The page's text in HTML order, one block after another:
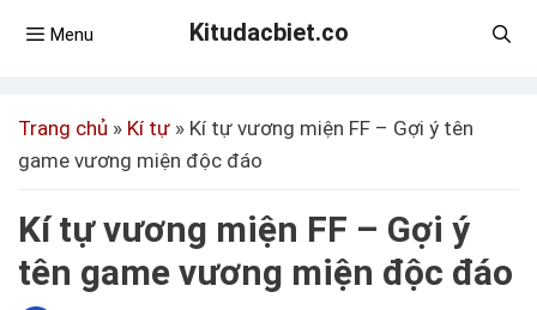
Kitudacbiet.co
Menu
Trang chủ » Kí tự » Kí tự vương miện FF – Gợi ý tên
game vương miện độc đáo
Kí tự vương miện FF – Gợi ý
tên game vương miện độc đáo